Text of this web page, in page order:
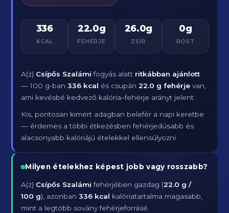
336
KCAL
22.0g
FEHÉRJE
26.0g
ZSÍR
0g
ROST
A(z) Csípős Szalámi fogyás alatt ritkábban ajánlott
— 100 g-ban336 kcal és csupán22.0 g fehérje van,
ami kevésbé kedvező kalória–fehérje arányt jelent.
Kis, pontosan kimért adagban belefér a napi keretbe
— érdemes a többi étkezésben fehérjedúsabb és
alacsonyabb kalóriájú ételekkel ellensúlyozni.
Milyen ételekhez képest jobb vagy rosszabb?
A(z) Csípős Szalámi fehérjében gazdag (22.0 g /
100 g), azonban336 kcal kalóriatartalma magasabb,
mint a legtöbb sovány fehérjeforrásé.